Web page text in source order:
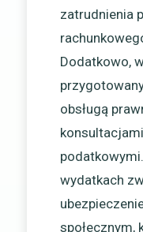
zatrudnienia
Dodatkowo,
obsługą
wydatkach
społecznym,